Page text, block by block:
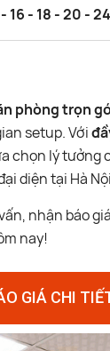
- 16 - 18 - 20 -
phòng trọn
setup. Với
chọn lý
diện tại Hà
nhận báo
nay!
GIÁ CHI